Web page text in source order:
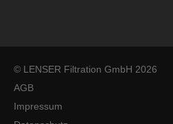
© LENSER Filtration GmbH 2026
AGB
Impressum